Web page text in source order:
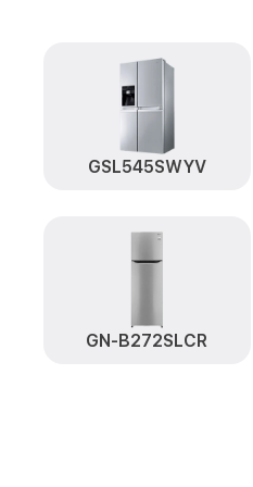
GSL545SWYV
GN-B272SLCR